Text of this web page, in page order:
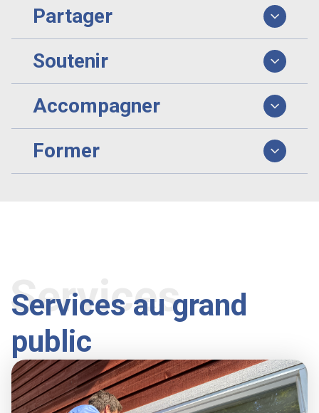
Partager
Soutenir
Accompagner
Former
Services au grand
public
Services